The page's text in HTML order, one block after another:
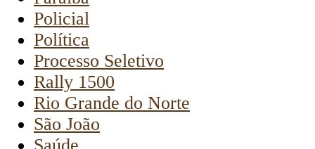
Policial
Política
Processo Seletivo
Rally 1500
Rio Grande do Norte
São João